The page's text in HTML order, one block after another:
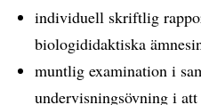
individuell skriftlig
biologididaktiska
muntlig examination i
undervisningsövning i